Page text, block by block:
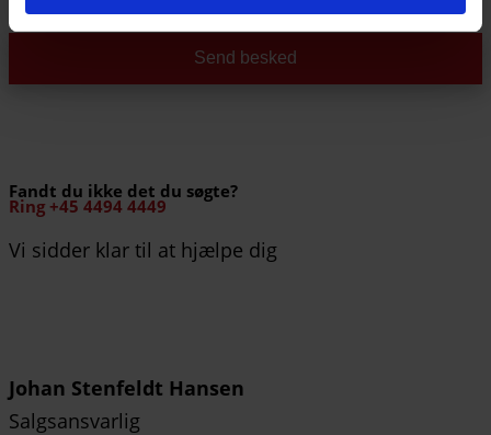
DXF, DWG, JPG, PNG, Word, Excel, Powerpoint
Send besked
Fandt du ikke det du søgte?
Ring +45 4494 4449
Vi sidder klar til at hjælpe dig
Johan Stenfeldt Hansen
Salgsansvarlig